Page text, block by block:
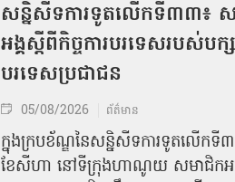
សន្និសីទការទូតលើកទី៣៣៖
អង្គស្តីពីកិច្ច​ការបរទេសរបស់​បក្
បរទេសប្រជាជន
05/08/2026 ព័ត៌មាន
ក្នុងក្របខ័ណ្ឌនៃសន្និសីទការទូតលើកទី
ខែសីហា នៅទីក្រុងហាណូយ សមាជិកអចិ